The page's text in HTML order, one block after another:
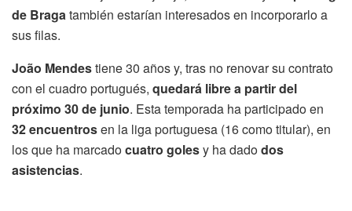
de Bragatambién estarían interesados en incorporarlo a
sus filas.
João Mendestiene 30 años y, tras no renovar su contrato
con el cuadro portugués, quedará libre a partir del
próximo 30 de junio. Esta temporada ha participado en
32 encuentrosen la liga portuguesa (16 como titular), en
los que ha marcadocuatro golesy ha dadodos
asistencias.